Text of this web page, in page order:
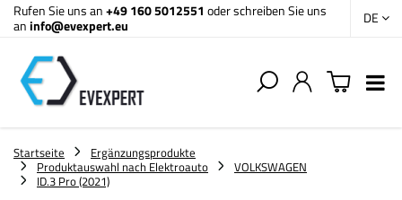
Rufen Sie uns an+49 160 5012551 oder schreiben Sie uns
aninfo@evexpert.eu DE
Startseite
Ergänzungsprodukte
Produktauswahl nach Elektroauto
VOLKSWAGEN
ID.3 Pro (2021)